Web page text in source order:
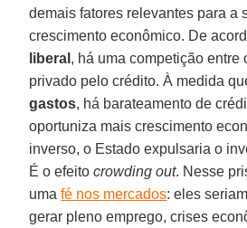
demais fatores relevantes para a
crescimento econômico. De
liberal , há uma competição entre
privado pelo crédito. À medida
gastos, há barateamento de
oportuniza mais crescimento
inverso, o Estado expulsaria o
É o efeitocrowding out. Nesse
umafé nos mercados: eles
gerar pleno emprego, crises